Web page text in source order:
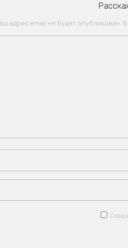
адрес email не будет опубликован.